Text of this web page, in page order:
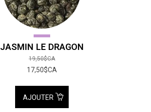
JASMIN LE DRAGON
19,50$CA
17,50$CA
AJOUTER